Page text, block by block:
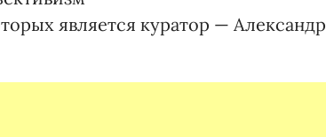
является куратор — Александр